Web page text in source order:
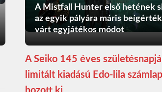
A Mistfall Hunter első hetének
az egyik pályára máris
várt egyjátékos módot
A Seiko 145 éves
limitált kiadású Edo-lila